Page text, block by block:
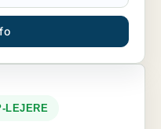
LEJERE